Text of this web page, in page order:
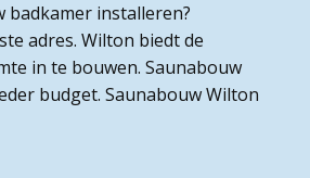
badkamer installeren?
adres. Wilton biedt de
in te bouwen. Saunabouw
budget. Saunabouw Wilton